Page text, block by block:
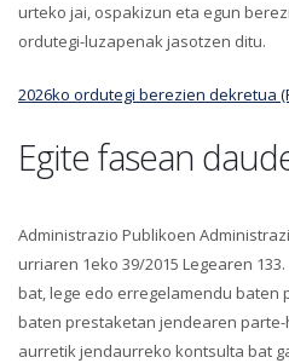
urteko jai, ospakizun eta egun
ordutegi-luzapenak jasotzen ditu.
2026ko ordutegi berezien dekretua
Egite fasean
Administrazio Publikoen
urriaren 1eko 39/2015 Legearen
bat, lege edo erregelamendu baten
baten prestaketan jendearen
aurretik jendaurreko kontsulta bat